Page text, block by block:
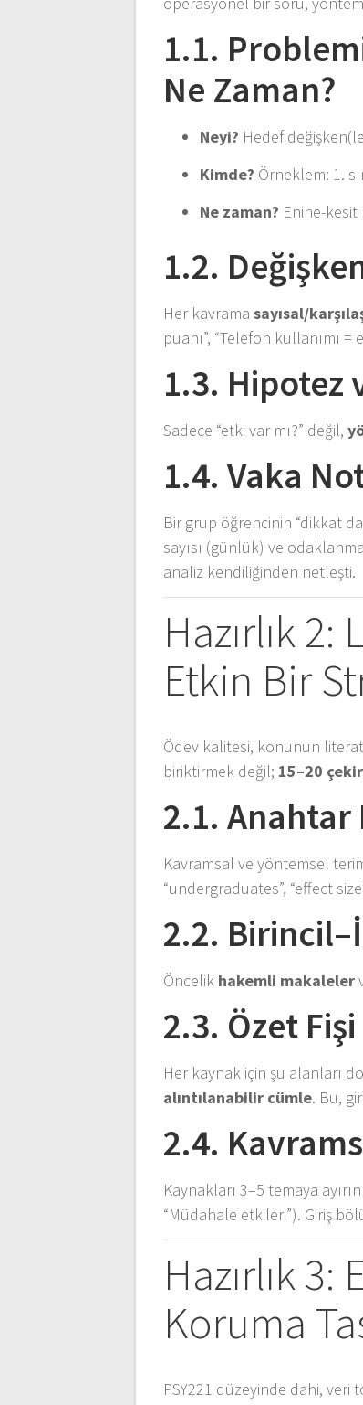
1.1.
Ne Zaman?
Neyi? Hedef
Kimde? Örneklem: 1.
Ne zaman? Enine-kesit
1.2.
Her kavramasayısal/
puanı”, “Telefon kullanımı
1.3. Hipotez
Sadece “etki var mı?” değil,
1.4. Vaka
Bir grup öğrencinin “dikkat
sayısı (günlük) ve
analiz kendiliğinden netleşti.
Hazırlık
Etkin Bir
Ödev kalitesi, konunun
biriktirmek değil; 15–20
2.1. Anahtar
Kavramsal ve yöntemsel
“undergraduates”, “effect
2.2.
Öncelik hakemli makaleler
2.3. Özet
Her kaynak için şu alanları
alıntılanabilir cümle. Bu,
2.4.
Kaynakları 3–5 temaya
“Müdahale etkileri”). Giriş
Hazırlık
Koruma
PSY221 düzeyinde dahi, veri